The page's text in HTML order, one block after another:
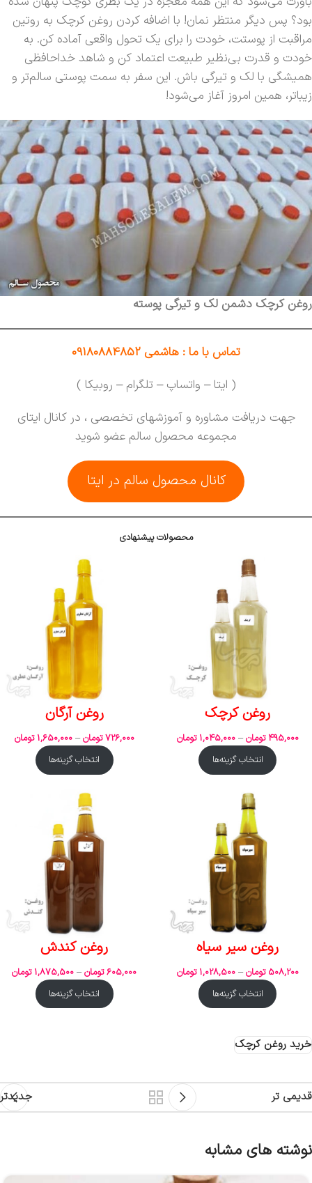
بود؟ پس دیگر منتظر نمان! با اضافه کردن روغن کرچک به روتین
مراقبت از پوستت، خودت را برای یک تحول واقعی آماده کن. به
خودت و قدرت بی‌نظیر طبیعت اعتماد کن و شاهد خداحافظی
همیشگی با لک و تیرگی باش. این سفر به سمت پوستی سالم‌تر و
زیباتر، همین امروز آغاز می‌شود!
روغن کرچک دشمن لک و تیرگی پوسته
تماس با ما : هاشمی 09180884852
( ایتا – واتساپ – تلگرام – روبیکا )
جهت دریافت مشاوره و آموزشهای تخصصی ، در کانال ایتای
مجموعه محصول سالم عضو شوید
کانال محصول سالم در ایتا
محصولات پیشنهادی
روغن کرچک
495,000 تومان –
1,045,000 تومان
انتخاب گزینه‌ها
روغن آرگان
726,000 تومان –
1,650,000 تومان
انتخاب گزینه‌ها
روغن سیر سیاه
508,200 تومان –
1,028,500 تومان
انتخاب گزینه‌ها
روغن کندش
605,000 تومان –
1,875,500 تومان
انتخاب گزینه‌ها
خرید روغن کرچک
جدیدتر قدیمی تر
نوشته های مشابه